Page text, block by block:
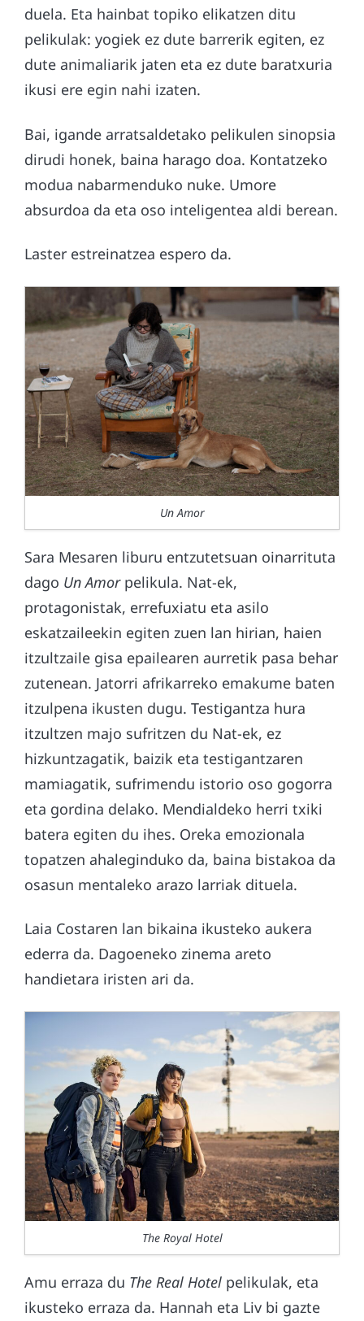
duela. Eta hainbat topiko elikatzen ditu
pelikulak: yogiek ez dute barrerik egiten, ez
dute animaliarik jaten eta ez dute baratxuria
ikusi ere egin nahi izaten.
Bai, igande arratsaldetako pelikulen sinopsia
dirudi honek, baina harago doa. Kontatzeko
modua nabarmenduko nuke. Umore
absurdoa da eta oso inteligentea aldi berean.
Laster estreinatzea espero da.
Un Amor
Sara Mesaren liburu entzutetsuan oinarrituta
dago Un Amorpelikula. Nat-ek,
protagonistak, errefuxiatu eta asilo
eskatzaileekin egiten zuen lan hirian, haien
itzultzaile gisa epailearen aurretik pasa behar
zutenean. Jatorri afrikarreko emakume baten
itzulpena ikusten dugu. Testigantza hura
itzultzen majo sufritzen du Nat-ek, ez
hizkuntzagatik, baizik eta testigantzaren
mamiagatik, sufrimendu istorio oso gogorra
eta gordina delako. Mendialdeko herri txiki
batera egiten du ihes. Oreka emozionala
topatzen ahaleginduko da, baina bistakoa da
osasun mentaleko arazo larriak dituela.
Laia Costaren lan bikaina ikusteko aukera
ederra da. Dagoeneko zinema areto
handietara iristen ari da.
The Royal Hotel
Amu erraza du The Real Hotel pelikulak, eta
ikusteko erraza da. Hannah eta Liv bi gazte